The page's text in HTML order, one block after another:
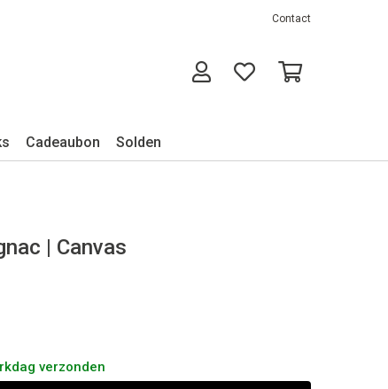
Contact
Cadeaubon Solden
| Canvas
verzonden